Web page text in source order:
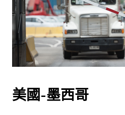
美國-墨西哥